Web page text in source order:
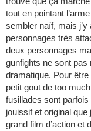
tout en pointant
sembler naïf, mais
personnages très
deux personnages
gunfights ne sont pas
dramatique. Pour être
petit gout de too
fusillades sont
jouissif et original
grand film d’action et